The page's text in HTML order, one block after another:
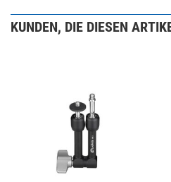
KUNDEN, DIE DIESEN